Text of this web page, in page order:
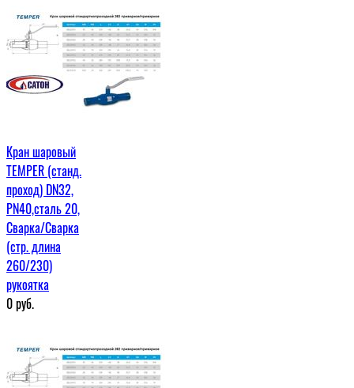
Кран шаровый
TEMPER (станд.
проход) DN32,
PN40,сталь 20,
Сварка/Сварка
(стр. длина
260/230)
рукоятка
0руб.